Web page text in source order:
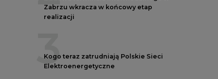
Zabrzu wkracza w końcowy etap
realizacji
3
Kogo teraz zatrudniają Polskie Sieci
Elektroenergetyczne